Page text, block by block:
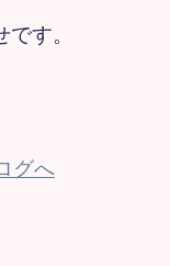
す。